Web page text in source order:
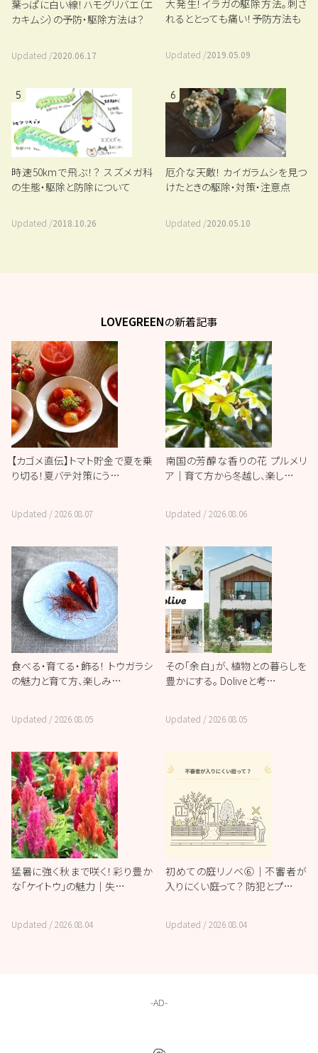
葉っぱに白い線！ハモグリバエ（エ
カキムシ）の予防・駆除方法は？
Updated /2020.06.17
大発生！イラガの駆除方法。刺さ
れるととっても痛い！予防方法も
Updated /2019.05.09
5
時速50kmで飛ぶ！？ スズメガ科
の生態・駆除と防除について
Updated /2018.10.26
6
厄介な天敵！ カイガラムシを見つ
けたときの駆除・対策・注意点
Updated /2020.05.10
LOVEGREENの新着記事
【カゴメ直伝】トマト貯金で夏を乗
り切る！夏バテ対策にう…
Updated /2026.08.07
南国の芳醇な香りの花 プルメリ
ア｜育て方から冬越し、楽し…
Updated /2026.08.06
食べる・育てる・飾る！ トウガラシ
の魅力と育て方、楽しみ…
Updated /2026.08.05
その「余白」が、植物との暮らしを
豊かにする。 Doliveと考…
Updated /2026.08.05
猛暑に強く秋まで咲く！彩り豊か
な「ケイトウ」の魅力｜失…
Updated /2026.08.04
初めての庭リノベ⑥｜不審者が
入りにくい庭って？ 防犯とプ…
Updated /2026.08.04